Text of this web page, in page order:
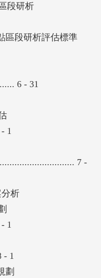
段研析
區段研析評估標準
6 - 31
1
7 -
析
1
- 1
劃